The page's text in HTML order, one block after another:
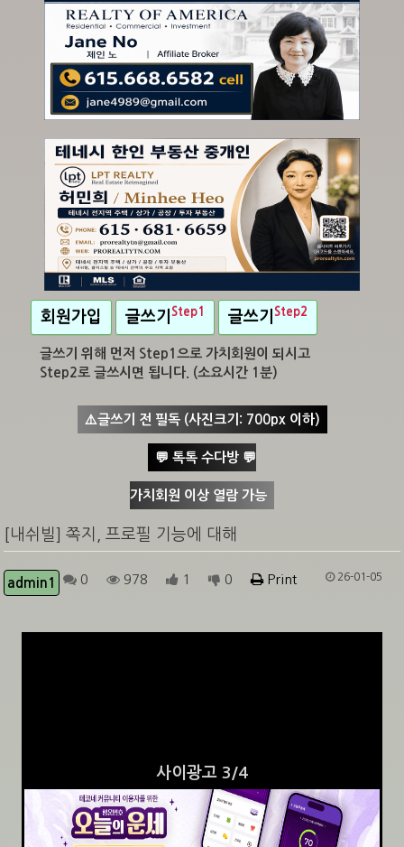
회원가입 글쓰기 Step1 글쓰기 Step2
글쓰기 위해 먼저 Step1으로 가치회원이 되시고
Step2로 글쓰시면 됩니다. (소요시간 1분)
⚠️글쓰기 전 필독 (사진크기: 700px 이하)
💬 톡톡 수다방 💬
가치회원 이상 열람 가능
[내쉬빌] 쪽지, 프로필 기능에 대해
admin1 0 978 1 0 Print 26-01-05
사이광고 3/4